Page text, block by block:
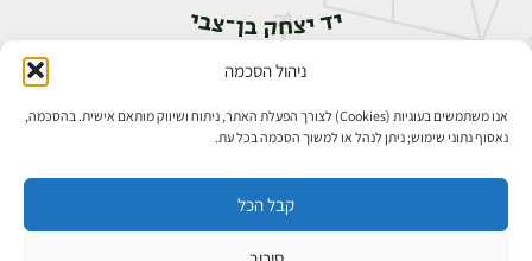
ניהול הסכמה
אנו משתמשים בעוגיות (Cookies) לצורך הפעלת האתר, ניתוח ושיווק מותאם אישית. בהסכמה,
נאסוף נתוני שימוש; ניתן לנהל או למשוך הסכמה בכל עת.
קבל הכל
אבן גבירול 14, רחביה, ירושלים